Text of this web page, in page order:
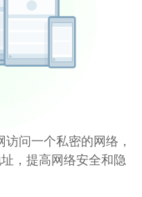
问一个私密的网络，
，提高网络安全和隐